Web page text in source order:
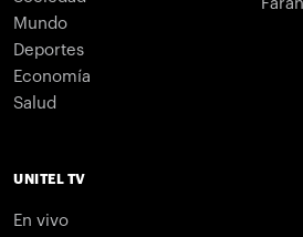
Mundo
Deportes
Economía
Salud
UNITEL TV
En vivo